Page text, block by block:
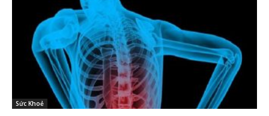
Sức Khoẻ